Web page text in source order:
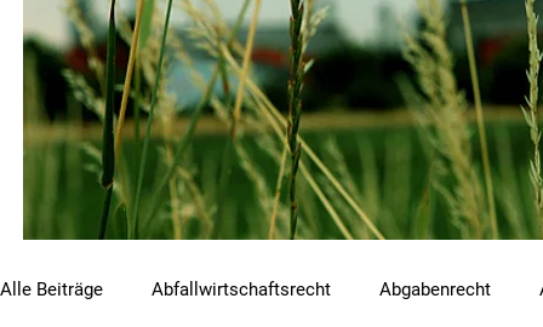
Alle Beiträge Abfallwirtschaftsrecht Abgabenrecht